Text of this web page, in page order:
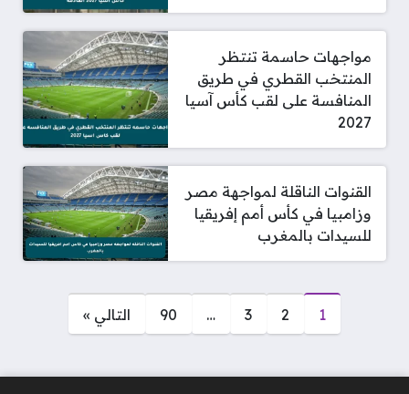
مواجهات حاسمة تنتظر
المنتخب القطري في طريق
المنافسة على لقب كأس آسيا
2027
القنوات الناقلة لمواجهة مصر
وزامبيا في كأس أمم إفريقيا
للسيدات بالمغرب
1
2
3
…
90 التالي »